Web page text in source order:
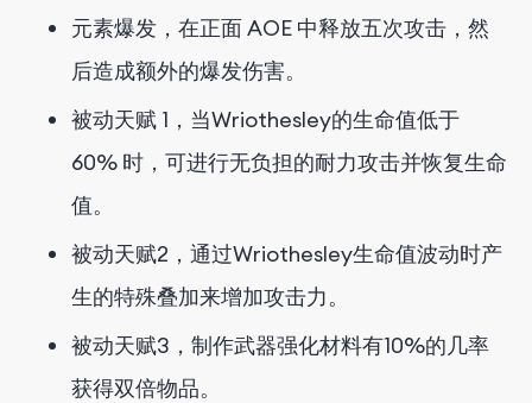
元素爆发，在正面 AOE 中释放五次攻击，然
后造成额外的爆发伤害。
被动天赋 1，当Wriothesley的生命值低于
60% 时，可进行无负担的耐力攻击并恢复生命
值。
被动天赋2，通过Wriothesley生命值波动时产
生的特殊叠加来增加攻击力。
被动天赋3，制作武器强化材料有10%的几率
获得双倍物品。